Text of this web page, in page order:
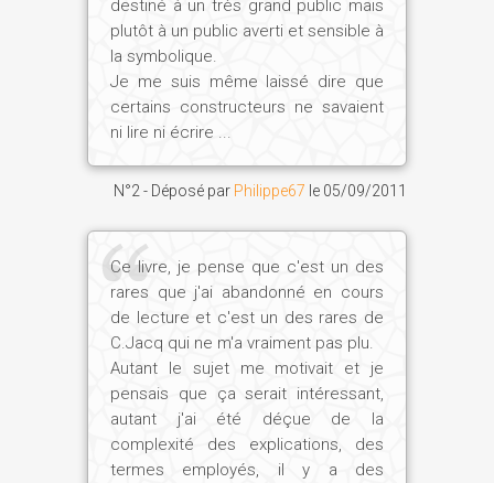
destiné à un très grand public mais
plutôt à un public averti et sensible à
la symbolique.
Je me suis même laissé dire que
certains constructeurs ne savaient
ni lire ni écrire ...
N°2 - Déposé par Philippe67 le 05/09/2011
Ce livre, je pense que c'est un des
rares que j'ai abandonné en cours
de lecture et c'est un des rares de
C.Jacq qui ne m'a vraiment pas plu.
Autant le sujet me motivait et je
pensais que ça serait intéressant,
autant j'ai été déçue de la
complexité des explications, des
termes employés, il y a des